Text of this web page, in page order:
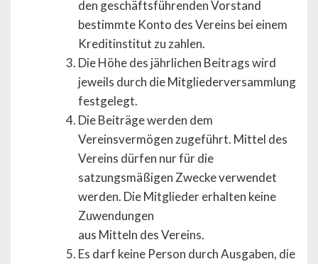
den geschäftsführenden Vorstand
bestimmte Konto des Vereins bei einem
Kreditinstitut zu zahlen.
Die Höhe des jährlichen Beitrags wird
jeweils durch die Mitgliederversammlung
festgelegt.
Die Beiträge werden dem
Vereinsvermögen zugeführt. Mittel des
Vereins dürfen nur für die
satzungsmäßigen Zwecke verwendet
werden. Die Mitglieder erhalten keine
Zuwendungen
aus Mitteln des Vereins.
Es darf keine Person durch Ausgaben, die